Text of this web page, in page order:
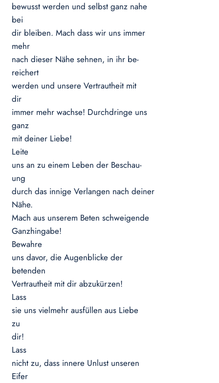
bewusst werden und selbst ganz nahe
bei
dir bleiben. Mach dass wir uns immer
mehr
nach dieser Nähe sehnen, in ihr be-
reichert
werden und unsere Vertrautheit mit
dir
immer mehr wachse! Durchdringe uns
ganz
mit deiner Liebe!
Leite
uns an zu einem Leben der Beschau-
ung
durch das innige Verlangen nach deiner
Nähe.
Mach aus unserem Beten schweigende
Ganzhingabe!
Bewahre
uns davor, die Augenblicke der
betenden
Vertrautheit mit dir abzukürzen!
Lass
sie uns vielmehr ausfüllen aus Liebe
zu
dir!
Lass
nicht zu, dass innere Unlust unseren
Eifer